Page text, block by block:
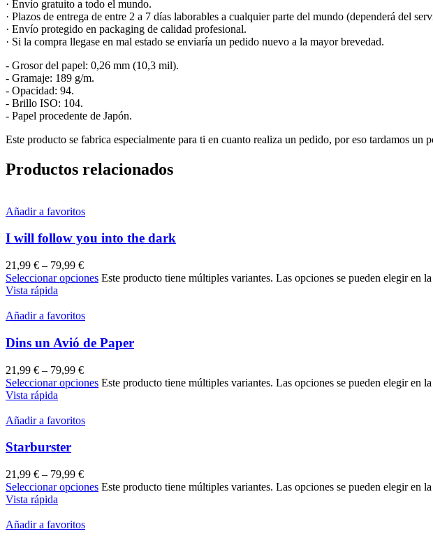
· Envío gratuito a todo el mundo.
· Plazos de entrega de entre 2 a 7 días laborables a cualquier parte del mundo (dependerá del
· Envío protegido en packaging de calidad profesional.
· Si la compra llegase en mal estado se enviaría un pedido nuevo a la mayor brevedad.
- Grosor del papel: 0,26 mm (10,3 mil).
- Gramaje: 189 g/m.
- Opacidad: 94.
- Brillo ISO: 104.
- Papel procedente de Japón.
Este producto se fabrica especialmente para ti en cuanto realiza un pedido, por eso tardamos
Productos relacionados
Añadir a favoritos
I will follow you into the dark
21,99 € – 79,99 €
Seleccionar opciones Este producto tiene múltiples variantes. Las opciones se pueden elegir en
Vista rápida
Añadir a favoritos
Dins un Avió de Paper
21,99 € – 79,99 €
Seleccionar opciones Este producto tiene múltiples variantes. Las opciones se pueden elegir en
Vista rápida
Añadir a favoritos
Starburster
21,99 € – 79,99 €
Seleccionar opciones Este producto tiene múltiples variantes. Las opciones se pueden elegir en
Vista rápida
Añadir a favoritos